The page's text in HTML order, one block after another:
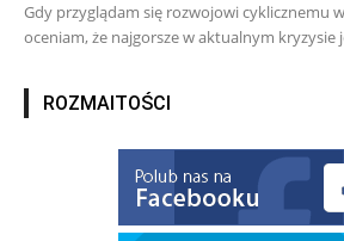
Gdy przyglądam się rozwojowi cyklicznemu
oceniam, że najgorsze w aktualnym kryzysie
ROZMAITOŚCI